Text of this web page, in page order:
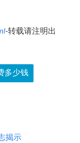
-转载请注明出
多少钱
揭示